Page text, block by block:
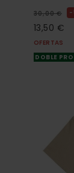
30,00 €
13,50 €
OFERTAS
DOBLE